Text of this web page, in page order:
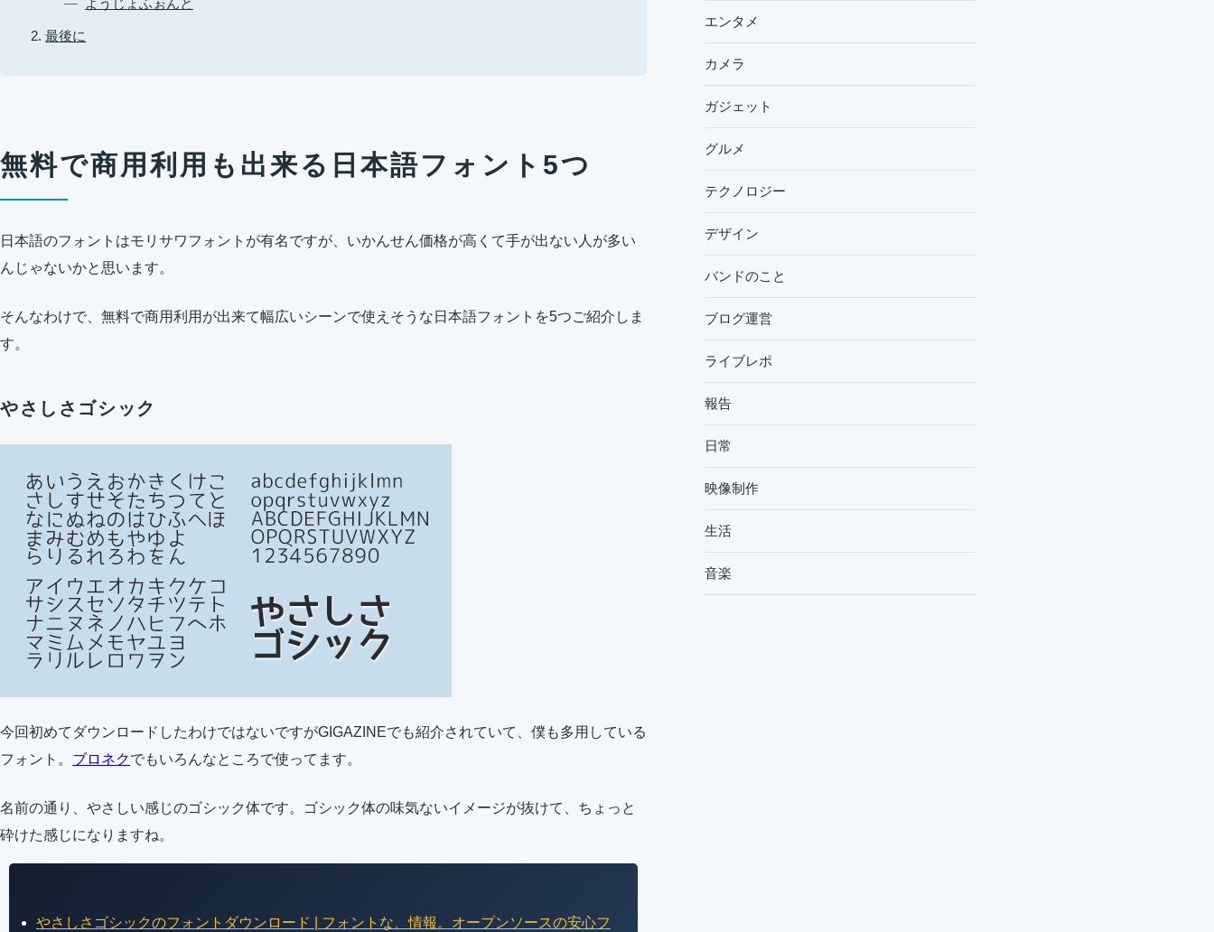
最後に
無料で商用利用も出来る日本語フォント5つ
日本語のフォントはモリサワフォントが有名ですが、いかんせん価格が高くて手が出ない人が多い
んじゃないかと思います。
そんなわけで、無料で商用利用が出来て幅広いシーンで使えそうな日本語フォントを5つご紹介しま
す。
やさしさゴシック
今回初めてダウンロードしたわけではないですがGIGAZINEでも紹介されていて、僕も多用している
フォント。 ブロネクでもいろんなところで使ってます。
名前の通り、やさしい感じのゴシック体です。ゴシック体の味気ないイメージが抜けて、ちょっと
砕けた感じになりますね。
やさしさゴシックのフォントダウンロード | フォントな、情報。オープンソースの安心フ
エンタメ
カメラ
ガジェット
グルメ
テクノロジー
デザイン
バンドのこと
ブログ運営
ライブレポ
報告
日常
映像制作
生活
音楽